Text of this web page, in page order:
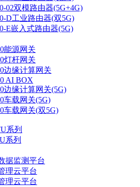
02双模路由器(5G+4G)
D工业路由器(双5G)
E嵌入式路由器(5G)
能源网关
灯杆网关
边缘计算网关
AI BOX
边缘计算网关(5G)
车载网关(5G)
车载网关(双5G)
系列
系列
据监测平台
理云平台
理云平台